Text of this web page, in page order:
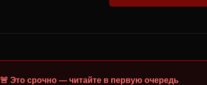
🚨 Это срочно — читайте в первую очередь